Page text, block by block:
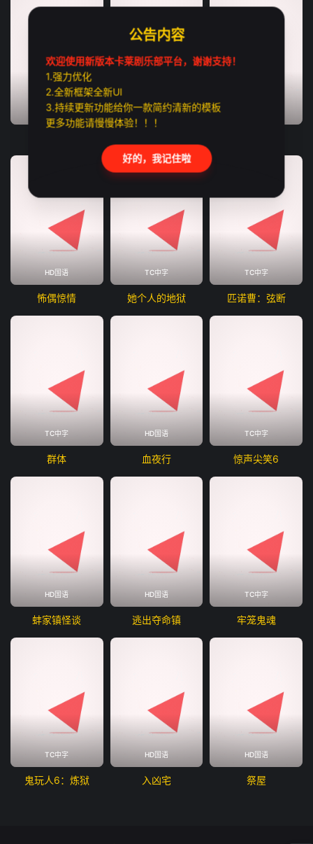
TC中字 HD中字
HD国语
怖偶惊情
TC中字
她个人的地狱
TC中字
匹诺曹：弦断
TC中字
群体
HD国语
血夜行
TC中字
惊声尖笑6
HD国语
蚌家镇怪谈
HD国语
逃出夺命镇
TC中字
牢笼鬼魂
TC中字
鬼玩人6：炼狱
HD国语
入凶宅
HD国语
祭屋
公告内容
欢迎使用新版本卡莱剧乐部平台，谢谢支持！
1.强力优化
2.全新框架全新UI
3.持续更新功能给你一款简约清新的模板
更多功能请慢慢体验！！！
好的，我记住啦